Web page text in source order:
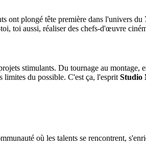
ont plongé tête première dans l'univers
toi aussi, réaliser des chefs-d'œuvre
stimulants. Du tournage au montage,
limites du possible. C'est ça, l'espritStudio
où les talents se rencontrent,